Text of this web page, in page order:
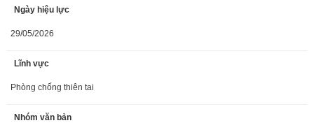
Ngày hiệu lực
29/05/2026
Lĩnh vực
Phòng chống thiên tai
Nhóm văn bản